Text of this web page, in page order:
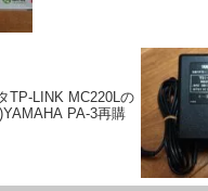
TP-LINK MC220Lの
PA-3再購